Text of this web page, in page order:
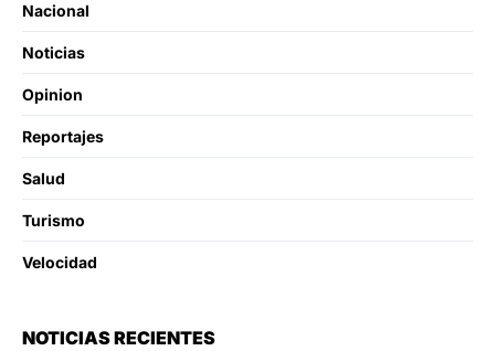
Nacional
Noticias
Opinion
Reportajes
Salud
Turismo
Velocidad
NOTICIAS RECIENTES